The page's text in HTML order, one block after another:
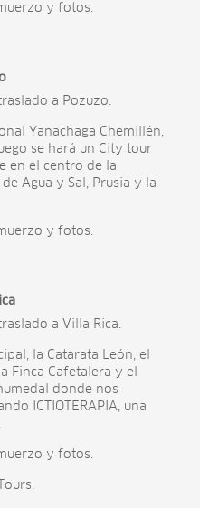
y fotos.
a Pozuzo.
Yanachaga Chemillén,
se hará un City tour
en el centro de la
Agua y Sal, Prusia y la
y fotos.
a Villa Rica.
la Catarata León, el
Finca Cafetalera y el
donde nos
ICTIOTERAPIA, una
y fotos.